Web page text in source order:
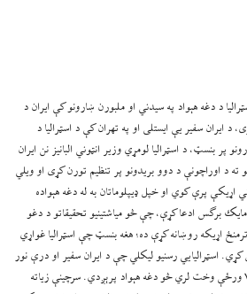
د دغه هېواد په سیدني او ملبورن ښارونو کې ایران د
د ایران سفیر یې ایستلی او په تهران کې د اسټرالیا د
بنسټ، د اسټرالیا لومړي وزیر انټوني البانیز نن ایران
ته د اوراچونې د دوو بریدونو پر تنظیم تورن کړی او ویلي
اړیکې پرې کوي او خپل ډیپلوماتان به له دغه هېواده
مایک برګس ادعا کړې، چې څو میاشتينیو تحقیقاتو د دغو
ترمنځ اړیکه روښانه کړې ده؛ هغه بنسټ چې اسټرالیا غواړي
اسټرالیايي رسنیو لیکلي چې د ایران سفیر او درې نور
چارواکي له اسټرالیا ایستل شوي او ۷ ورځې وخت لري څو دغه هېواد پرېږدي. سرچینې زیاته